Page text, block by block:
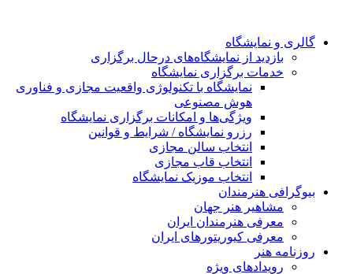
گالری و نمایشگاه
بازدید از نمایشگاه‌های درحال برگزاری
خدمات برگزاری نمایشگاه
نمایشگاه با تکنولوژی واقعیت مجازی و فناوری
هوش مصنوعی
ویژگی‌ها و امکانات برگزاری نمایشگاه
رزرو نمایشگاه / شرایط و قوانین
انتخاب سالن مجازی
انتخاب قاب مجازی
انتخاب موزیک نمایشگاه
بیوگرافی هنرمندان
مشاهیر هنر جهان
معرفی هنرمندان ایران
معرفی کیوریتورهای ایران
روزنامه هنر
رویدادهای ویژه